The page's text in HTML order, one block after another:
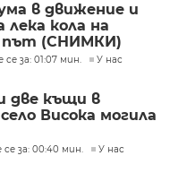
в движение и
лека кола на
път (СНИМКИ)
се за: 01:07 мин. У нас
две къщи в
Висока могила
за: 00:40 мин. У нас